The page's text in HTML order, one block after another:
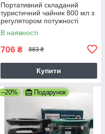
Портативний складаний
туристичний чайник 800 мл з
регулятором потужності
В наявності
706 ₴ 883 ₴
Купити
–20% Подарунок